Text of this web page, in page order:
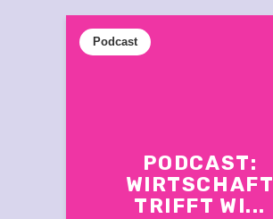
Podcast
PODCAST:
WIRTSCHAFT
TRIFFT WI...